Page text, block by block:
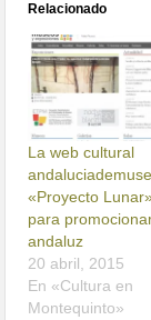
Relacionado
La web cultural
«Proyecto
para
andaluz
20 abril, 2015
En «Cultura en
Montequinto»